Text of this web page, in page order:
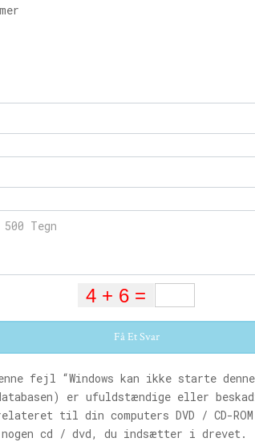
Få Et Svar
fejl “Windows kan ikke starte
er ufuldstændige eller
til din computers DVD / CD-
nogen cd / dvd, du indsætter i drevet.